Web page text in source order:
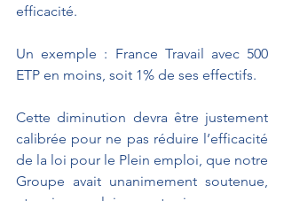
efficacité.
Un exemple : France Travail avec 500
ETP en moins, soit 1% de ses effectifs.
Cette diminution devra être justement
calibrée pour ne pas réduire l’efficacité
de la loi pour le Plein emploi, que notre
Groupe avait unanimement soutenue,